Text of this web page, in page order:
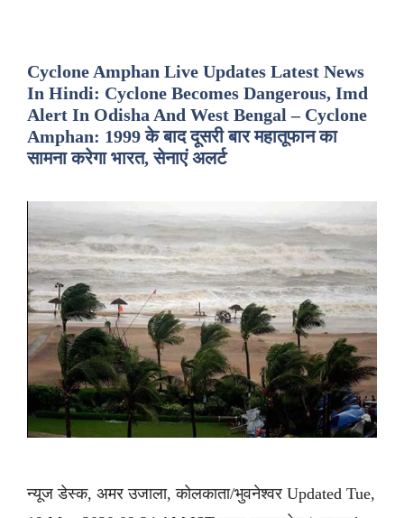
Cyclone Amphan Live Updates Latest News
In Hindi: Cyclone Becomes Dangerous, Imd
Alert In Odisha And West Bengal – Cyclone
Amphan: 1999 के बाद दूसरी बार महातूफान का
सामना करेगा भारत, सेनाएं अलर्ट
न्यूज डेस्क, अमर उजाला, कोलकाता/भुवनेश्वर Updated Tue,